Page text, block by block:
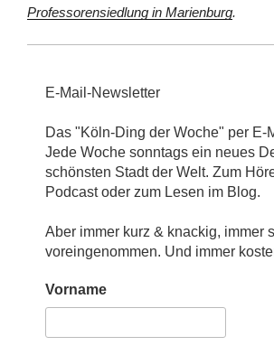
Professorensiedlung in Marienburg.
E-Mail-Newsletter
Das "Köln-Ding der Woche" per E-
Jede Woche sonntags ein neues
schönsten Stadt der Welt. Zum
Podcast oder zum Lesen im Blog.
Aber immer kurz & knackig, immer
voreingenommen. Und immer
Vorname